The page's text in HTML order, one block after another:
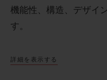
機能性、構造、デザイ
す。
詳細を表示する